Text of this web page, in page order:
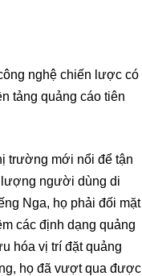
nghệ chiến lược có
tảng quảng cáo tiên
trường mới nổi để tận
người dùng di
Nga, họ phải đối mặt
các định dạng quảng
hóa vị trí đặt quảng
họ đã vượt qua được